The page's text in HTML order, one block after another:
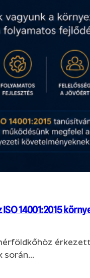
14001:2015
során…